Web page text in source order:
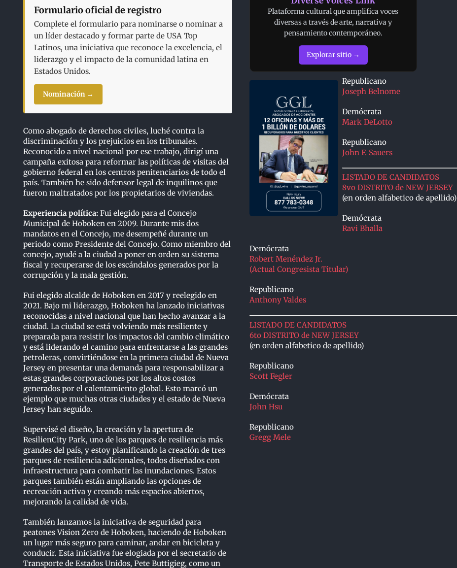
Formulario oficial de registro
Complete el formulario para nominarse o nominar a
un líder destacado y formar parte de USA Top
Latinos, una iniciativa que reconoce la excelencia, el
liderazgo y el impacto de la comunidad latina en
Estados Unidos.
Nominación →
Como abogado de derechos civiles, luché contra la
discriminación y los prejuicios en los tribunales.
Reconocido a nivel nacional por ese trabajo, dirigí una
campaña exitosa para reformar las políticas de visitas del
gobierno federal en los centros penitenciarios de todo el
país. También he sido defensor legal de inquilinos que
fueron maltratados por los propietarios de viviendas.
Experiencia política:Fui elegido para el Concejo
Municipal de Hoboken en 2009. Durante mis dos
mandatos en el Concejo, me desempeñé durante un
periodo como Presidente del Concejo. Como miembro del
concejo, ayudé a la ciudad a poner en orden su sistema
fiscal y recuperarse de los escándalos generados por la
corrupción y la mala gestión.
Fui elegido alcalde de Hoboken en 2017 y reelegido en
2021. Bajo mi liderazgo, Hoboken ha lanzado iniciativas
reconocidas a nivel nacional que han hecho avanzar a la
ciudad. La ciudad se está volviendo más resiliente y
preparada para resistir los impactos del cambio climático
y está liderando el camino para enfrentarse a las grandes
petroleras, convirtiéndose en la primera ciudad de Nueva
Jersey en presentar una demanda para responsabilizar a
estas grandes corporaciones por los altos costos
generados por el calentamiento global. Esto marcó un
ejemplo que muchas otras ciudades y el estado de Nueva
Jersey han seguido.
Supervisé el diseño, la creación y la apertura de
ResilienCity Park, uno de los parques de resiliencia más
grandes del país, y estoy planificando la creación de tres
parques de resiliencia adicionales, todos diseñados con
infraestructura para combatir las inundaciones. Estos
parques también están ampliando las opciones de
recreación activa y creando más espacios abiertos,
mejorando la calidad de vida.
También lanzamos la iniciativa de seguridad para
peatones Vision Zero de Hoboken, haciendo de Hoboken
un lugar más seguro para caminar, andar en bicicleta y
conducir. Esta iniciativa fue elogiada por el secretario de
Transporte de Estados Unidos, Pete Buttigieg, como un
Plataforma cultural que amplifica voces
diversas a través de arte, narrativa y
pensamiento contemporáneo.
Explorar sitio →
Republicano
Joseph Belnome
Demócrata
Mark DeLotto
Republicano
John F. Sauers
LISTADO DE CANDIDATOS
8vo DISTRITO de NEW JERSEY
(en orden alfabetico de apellido)
Demócrata
Ravi Bhalla
Demócrata
Robert Menéndez Jr.
(Actual Congresista Titular)
Republicano
Anthony Valdes
LISTADO DE CANDIDATOS
6to DISTRITO de NEW JERSEY
(en orden alfabetico de apellido)
Republicano
Scott Fegler
Demócrata
John Hsu
Republicano
Gregg Mele